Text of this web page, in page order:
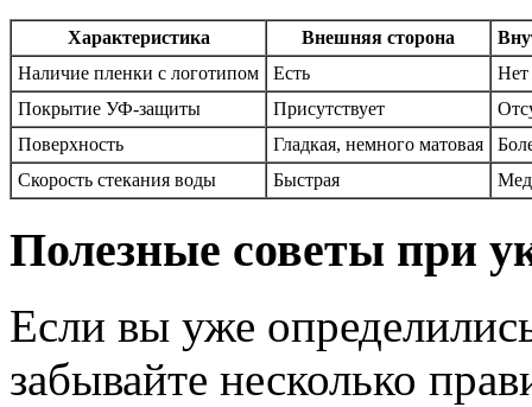
Характеристика Внешняя сторона
Наличие пленки с логотипом
Есть
Нет
Покрытие УФ-защиты
Присутствует
Поверхность
Гладкая, немного матовая
Скорость стекания воды
Быстрая
Полезные советы при
Если вы уже
забывайте несколько